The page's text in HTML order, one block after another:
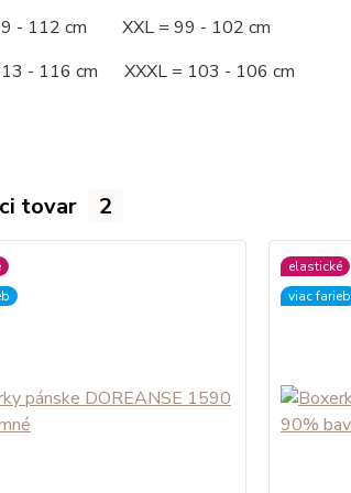
- 112 cm XXL = 99 - 102 cm
- 116 cm XXXL = 103 - 106 cm
tovar 2
elastické
viac farieb